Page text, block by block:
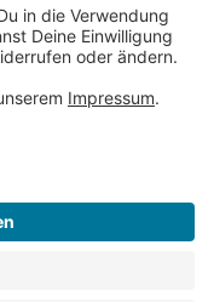
innerhalb
Deutschlands
36, D-70182